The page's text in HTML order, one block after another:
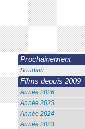
Prochainement
Soudain
Films depuis 2009
Année 2026
Année 2025
Année 2024
Année 2023